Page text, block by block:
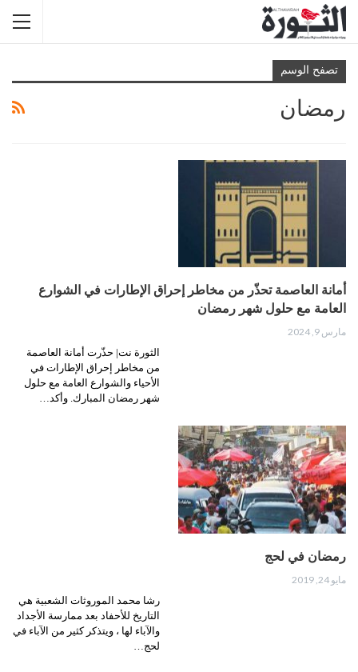
تصفح الوسم
رمضان
أمانة العاصمة تحذّر من مخاطر إحراق الإطارات في الشوارع
العامة مع حلول شهر رمضان
مارس 9, 2024
الثورة نت| حذّرت أمانة العاصمة
من مخاطر إحراق الإطارات في
الأحياء والشوارع العامة مع حلول
شهر رمضان المبارك. وأكد…
رمضان في لحج
مايو 24, 2019
رشا محمد الموروثات الشعبية هي
التاريخ للأحفاد بعد ممارسة الأجداد
والآباء لها ، ويتذكر كثير من الآباء في
لحج…